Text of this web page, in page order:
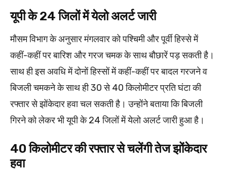
यूपी के 24 जिलों में येलो अलर्ट जारी
मौसम विभाग के अनुसार मंगलवार को पश्चिमी और पूर्वी हिस्से में
कहीं-कहीं पर बारिश और गरज चमक के साथ बौछारें पड़ सकती है।
साथ ही इस अवधि में दोनों हिस्सों में कहीं-कहीं पर बादल गरजने व
बिजली चमकने के साथ ही 30 से 40 किलोमीटर प्रति घंटा की
रफ्तार से झोंकेदार हवा चल सकती है। उन्होंने बताया कि बिजली
गिरने को लेकर भी यूपी के 24 जिलों में येलो अलर्ट जारी हुआ है।
40 किलोमीटर की रफ्तार से चलेंगी तेज झोंकेदार
हवा